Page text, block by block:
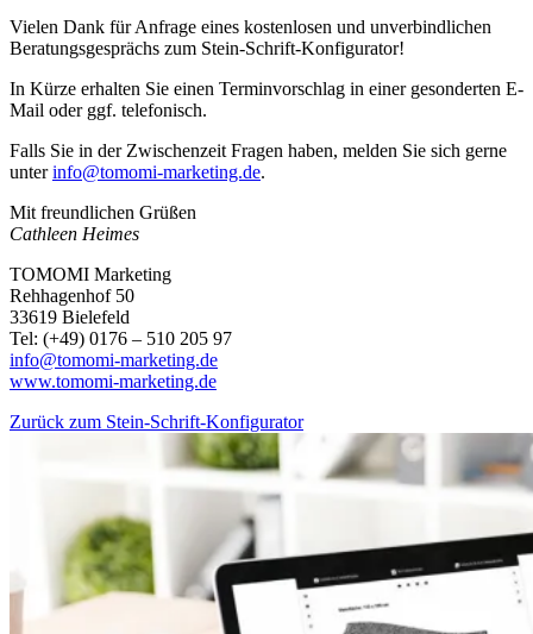
Vielen Dank für Anfrage eines kostenlosen und unverbindlichen
Beratungsgesprächs zum Stein-Schrift-Konfigurator!
In Kürze erhalten Sie einen Terminvorschlag in einer gesonderten E-
Mail oder ggf. telefonisch.
Falls Sie in der Zwischenzeit Fragen haben, melden Sie sich gerne
unterinfo@tomomi-marketing.de.
Mit freundlichen Grüßen
Cathleen Heimes
TOMOMI Marketing
Rehhagenhof 50
33619 Bielefeld
Tel: (+49) 0176 – 510 205 97
info@tomomi-marketing.de
www.tomomi-marketing.de
Zurück zum Stein-Schrift-Konfigurator